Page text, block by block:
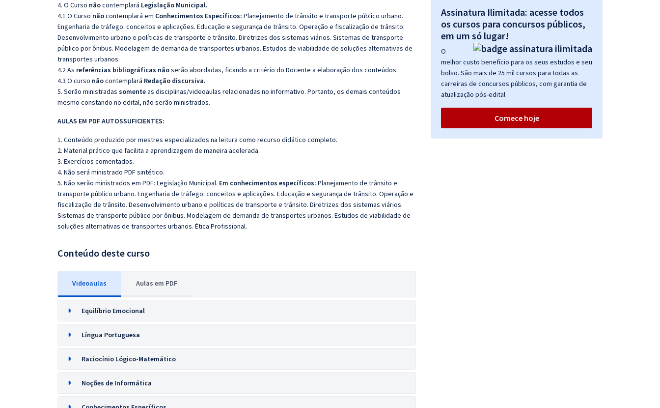
4. O Curso nãocontemplará Legislação Municipal.
4.1 O Curso nãocontemplará em Conhecimentos Específicos: Planejamento de trânsito e transporte público urbano.
Engenharia de tráfego: conceitos e aplicações. Educação e segurança de trânsito. Operação e fiscalização de trânsito.
Desenvolvimento urbano e políticas de transporte e trânsito. Diretrizes dos sistemas viários. Sistemas de transporte
público por ônibus. Modelagem de demanda de transportes urbanos. Estudos de viabilidade de soluções alternativas de
transportes urbanos.
4.2 As referências bibliográficas nãoserão abordadas, ficando a critério do Docente a elaboração dos conteúdos.
4.3 O curso nãocontemplará Redação discursiva.
5. Serão ministradas somenteas disciplinas/videoaulas relacionadas no informativo. Portanto, os demais conteúdos
mesmo constando no edital, não serão ministrados.
AULAS EM PDF AUTOSSUFICIENTES:
1. Conteúdo produzido por mestres especializados na leitura como recurso didático completo.
2. Material prático que facilita a aprendizagem de maneira acelerada.
3. Exercícios comentados.
4. Não será ministrado PDF sintético.
5. Não serão ministrados em PDF: Legislação Municipal. Em conhecimentos específicos: Planejamento de trânsito e
transporte público urbano. Engenharia de tráfego: conceitos e aplicações. Educação e segurança de trânsito. Operação e
fiscalização de trânsito. Desenvolvimento urbano e políticas de transporte e trânsito. Diretrizes dos sistemas viários.
Sistemas de transporte público por ônibus. Modelagem de demanda de transportes urbanos. Estudos de viabilidade de
soluções alternativas de transportes urbanos. Ética Profissional.
Conteúdo deste curso
Videoaulas Aulas em PDF
Equilíbrio Emocional
Língua Portuguesa
Raciocínio Lógico-Matemático
Noções de Informática
Assinatura Ilimitada: acesse todos
os cursos para concursos públicos,
em um só lugar!
O
melhor custo benefício para os seus estudos e seu
bolso. São mais de 25 mil cursos para todas as
carreiras de concursos públicos, com garantia de
atualização pós-edital.
Comece hoje